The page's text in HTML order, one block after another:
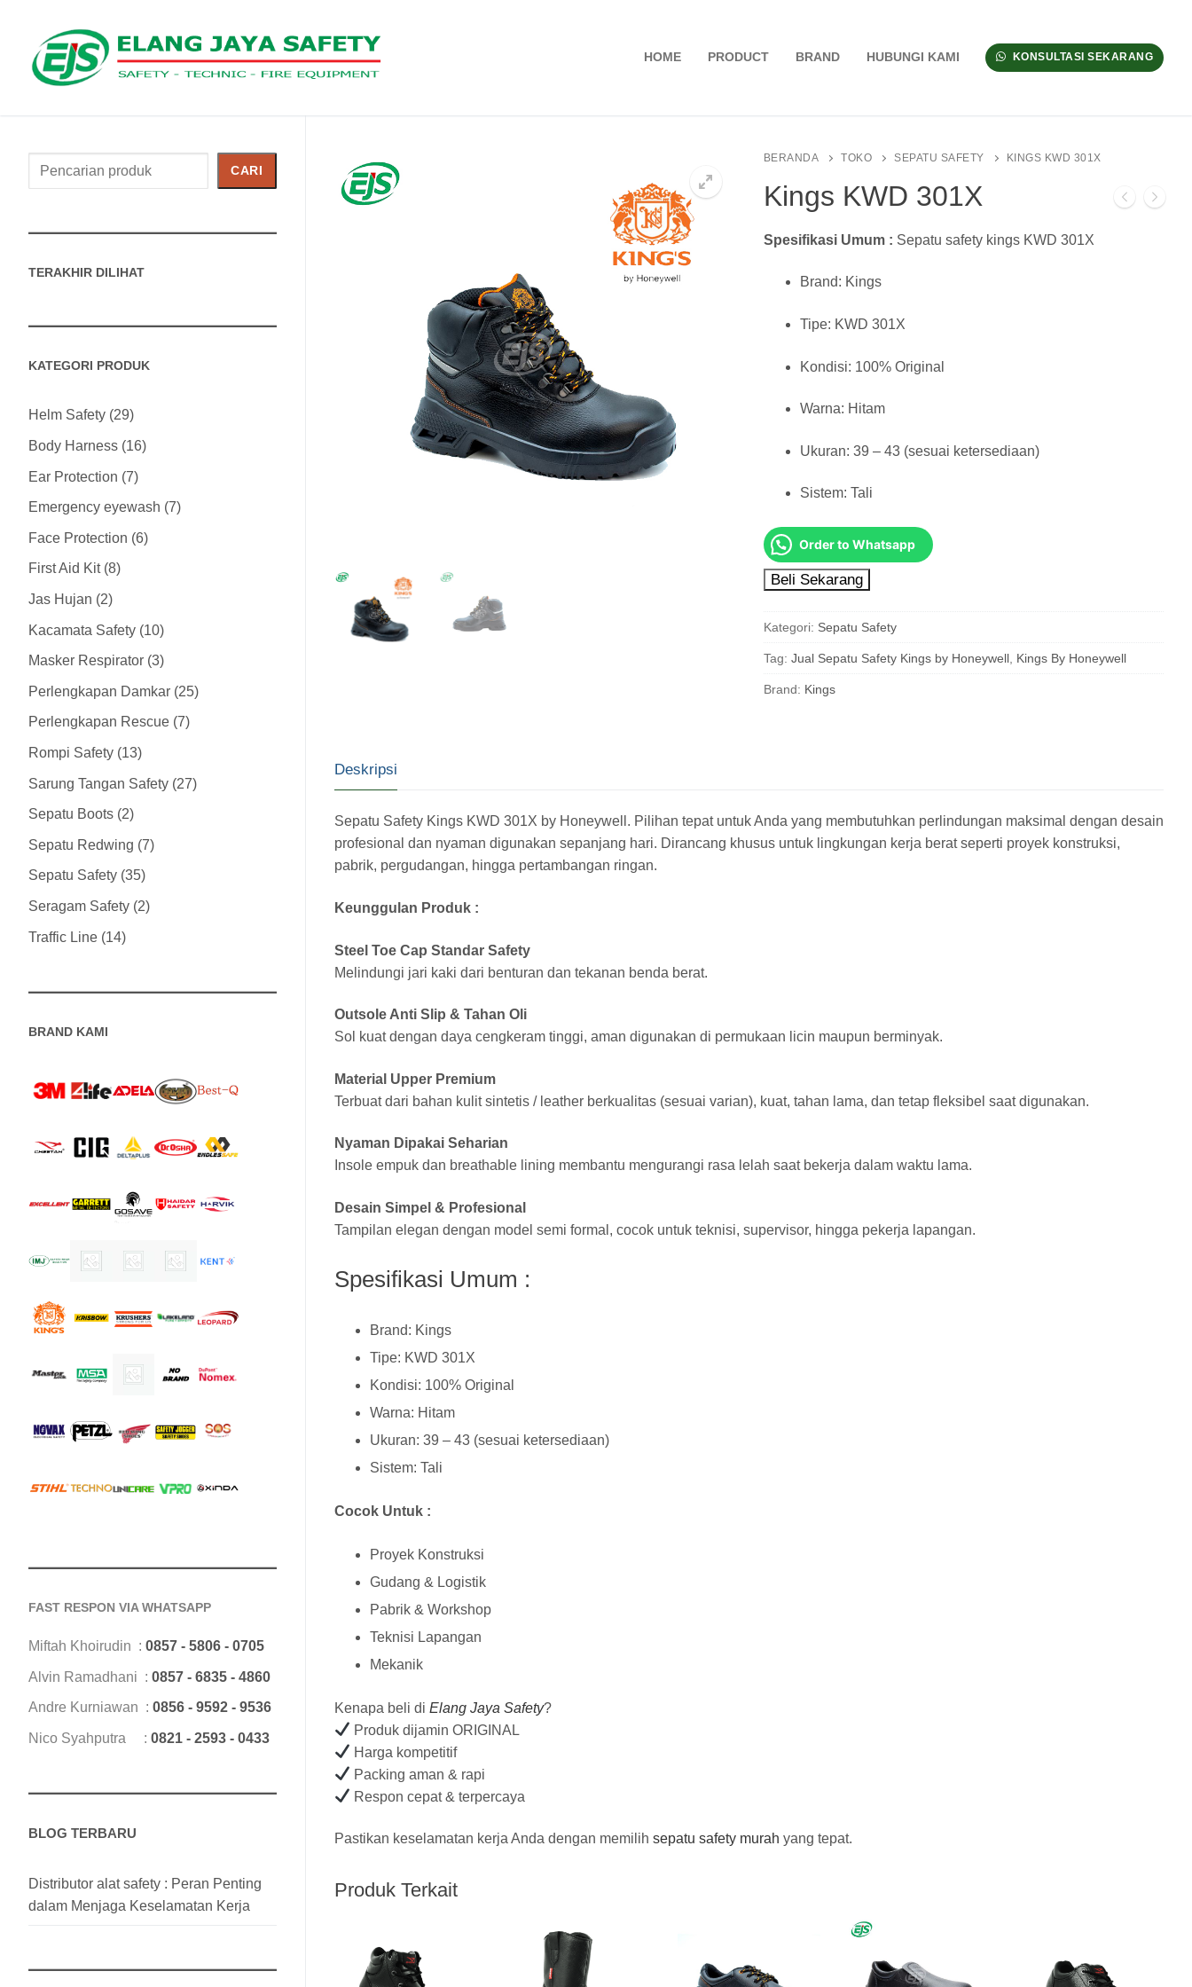
HOME PRODUCT BRAND HUBUNGI KAMI KONSULTASI SEKARANG
BERANDA TOKO SEPATU SAFETY KINGS KWD 301X
Kings KWD 301X
Spesifikasi Umum : Sepatu safety kings KWD 301X
Brand: Kings
Tipe: KWD 301X
Kondisi: 100% Original
Warna: Hitam
Ukuran: 39 – 43 (sesuai ketersediaan)
Sistem: Tali
Order to Whatsapp
Beli Sekarang
Kategori: Sepatu Safety
Tag: Jual Sepatu Safety Kings by Honeywell, Kings By Honeywell
Brand: Kings
Deskripsi
Sepatu Safety Kings KWD 301X by Honeywell. Pilihan tepat untuk Anda yang membutuhkan perlindungan maksimal dengan desain
profesional dan nyaman digunakan sepanjang hari. Dirancang khusus untuk lingkungan kerja berat seperti proyek konstruksi,
pabrik, pergudangan, hingga pertambangan ringan.
Keunggulan Produk :
Steel Toe Cap Standar Safety
Melindungi jari kaki dari benturan dan tekanan benda berat.
Outsole Anti Slip & Tahan Oli
Sol kuat dengan daya cengkeram tinggi, aman digunakan di permukaan licin maupun berminyak.
Material Upper Premium
Terbuat dari bahan kulit sintetis / leather berkualitas (sesuai varian), kuat, tahan lama, dan tetap fleksibel saat digunakan.
Nyaman Dipakai Seharian
Insole empuk dan breathable lining membantu mengurangi rasa lelah saat bekerja dalam waktu lama.
Desain Simpel & Profesional
Tampilan elegan dengan model semi formal, cocok untuk teknisi, supervisor, hingga pekerja lapangan.
Spesifikasi Umum :
Brand: Kings
Tipe: KWD 301X
Kondisi: 100% Original
Warna: Hitam
Ukuran: 39 – 43 (sesuai ketersediaan)
Sistem: Tali
Cocok Untuk :
Proyek Konstruksi
Gudang & Logistik
Pabrik & Workshop
Teknisi Lapangan
Mekanik
Kenapa beli di Elang Jaya Safety?
Produk dijamin ORIGINAL
Harga kompetitif
Packing aman & rapi
Respon cepat & terpercaya
Pastikan keselamatan kerja Anda dengan memilih sepatu safety murah yang tepat.
Produk Terkait
Cari
Produk
CARI
TERAKHIR DILIHAT
KATEGORI PRODUK
Helm Safety 29
Body Harness 16
Ear Protection 7
Emergency eyewash 7
Face Protection 6
First Aid Kit 8
Jas Hujan 2
Kacamata Safety 10
Masker Respirator 3
Perlengkapan Damkar 25
Perlengkapan Rescue 7
Rompi Safety 13
Sarung Tangan Safety 27
Sepatu Boots 2
Sepatu Redwing 7
Sepatu Safety 35
Seragam Safety 2
Traffic Line 14
BRAND KAMI
FAST RESPON VIA WHATSAPP
Miftah Khoirudin : 0857 - 5806 - 0705
Alvin Ramadhani : 0857 - 6835 - 4860
Andre Kurniawan : 0856 - 9592 - 9536
Nico Syahputra : 0821 - 2593 - 0433
BLOG TERBARU
Distributor alat safety : Peran Penting
dalam Menjaga Keselamatan Kerja